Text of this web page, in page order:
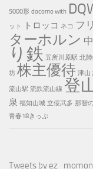
5000形 docomo with
ット
トロッコ ネコ フ
ターホルン
り鉄 五所川原駅 北
坊 株主優待 津山
流山駅 流鉄流山線 登
泉 福知山城 立佞武多 那智
青春18きっぷ
Tweets by